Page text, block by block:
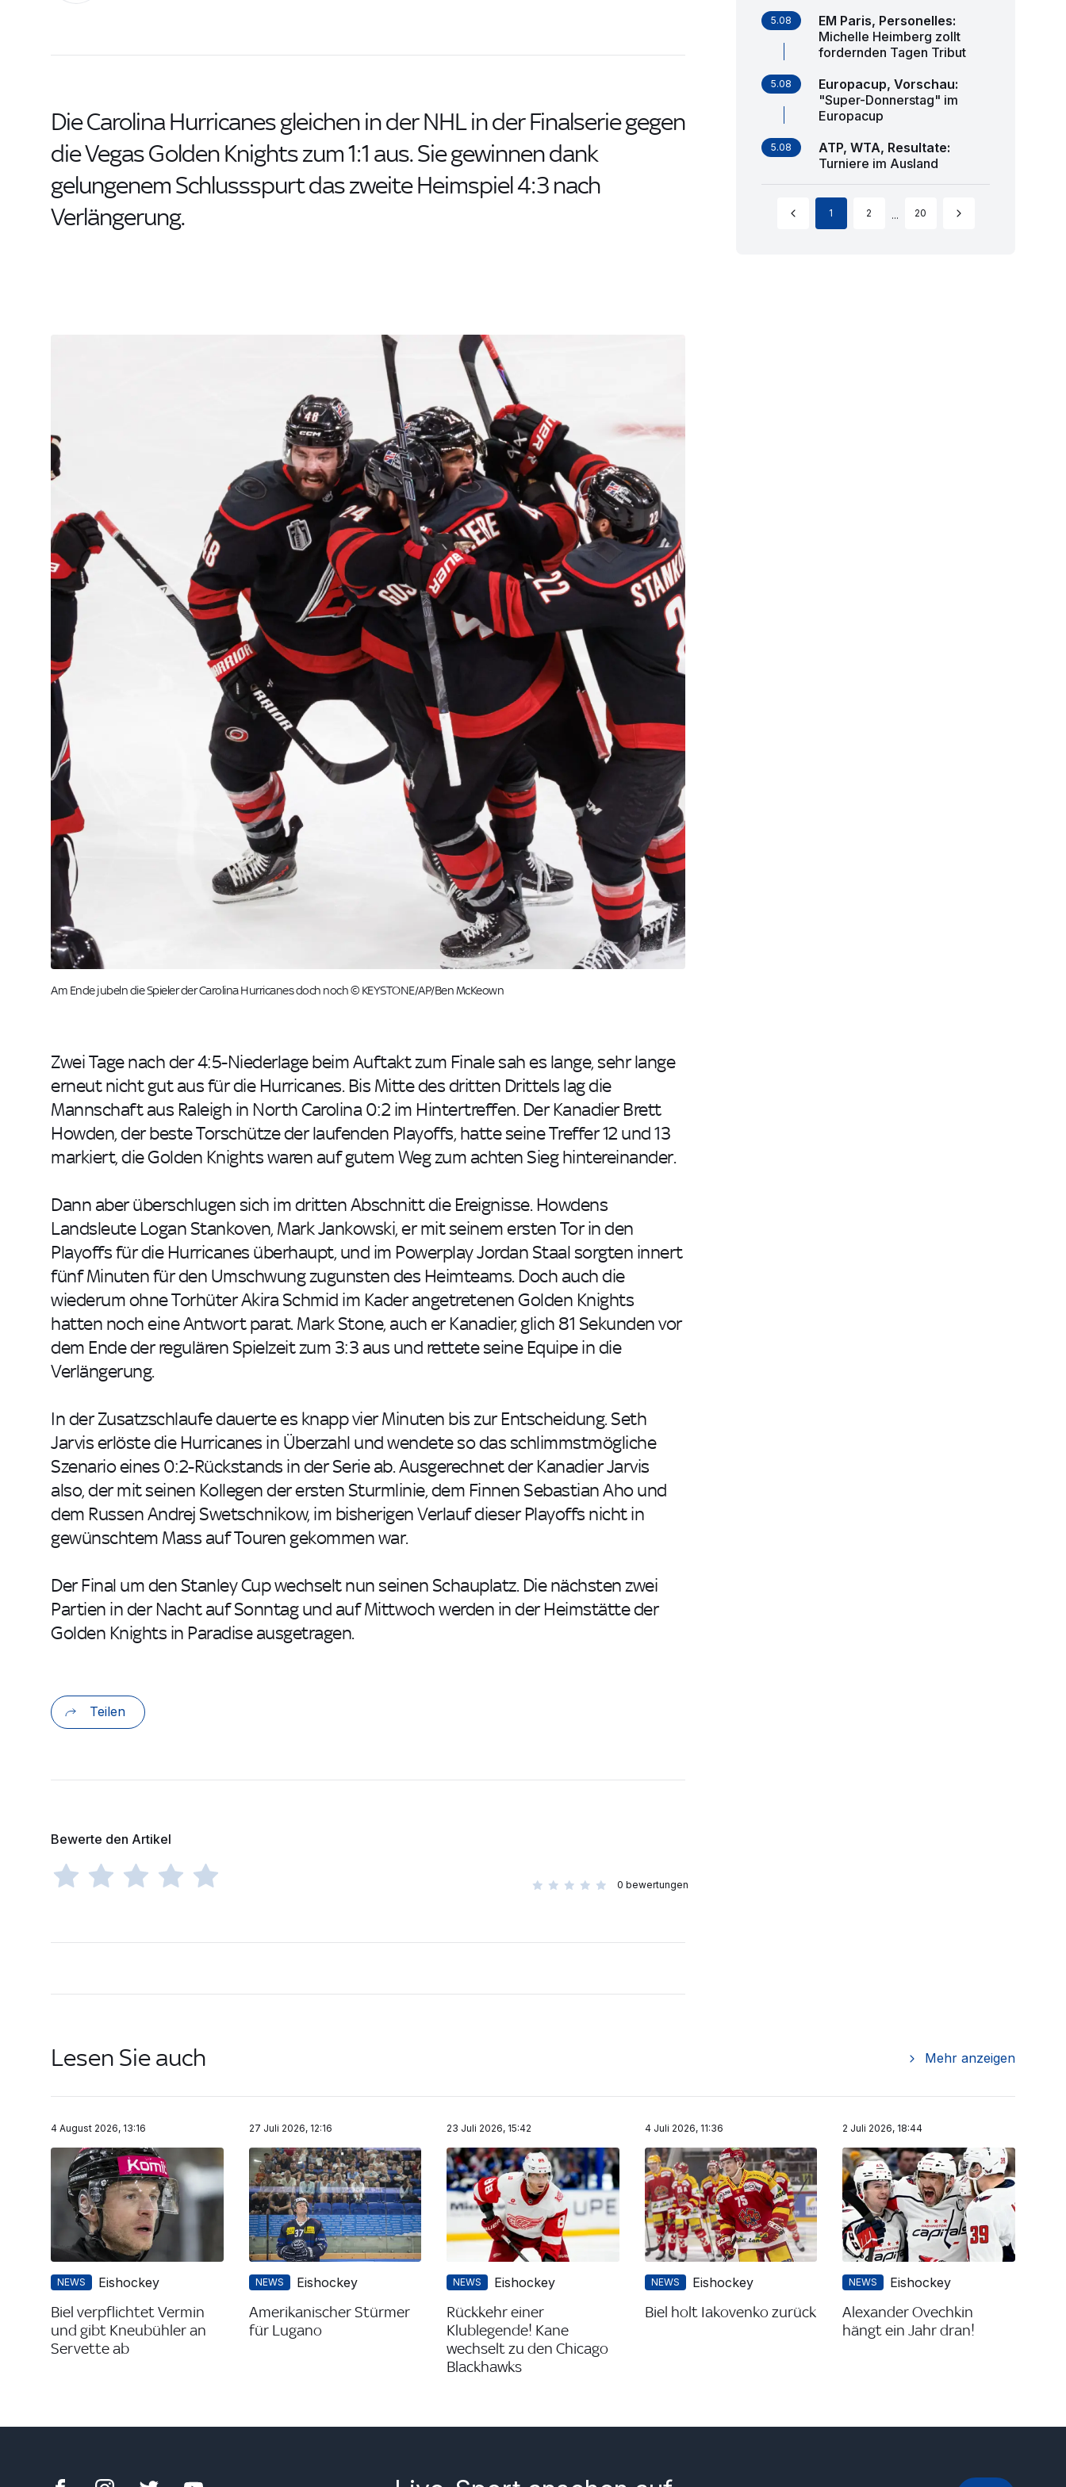
Die Carolina Hurricanes gleichen in der NHL in der Finalserie gegen
die Vegas Golden Knights zum 1:1 aus. Sie gewinnen dank
gelungenem Schlussspurt das zweite Heimspiel 4:3 nach
Verlängerung.
Am Ende jubeln die Spieler der Carolina Hurricanes doch noch © KEYSTONE/AP/Ben McKeown
Zwei Tage nach der 4:5-Niederlage beim Auftakt zum Finale sah es lange, sehr lange
erneut nicht gut aus für die Hurricanes. Bis Mitte des dritten Drittels lag die
Mannschaft aus Raleigh in North Carolina 0:2 im Hintertreffen. Der Kanadier Brett
Howden, der beste Torschütze der laufenden Playoffs, hatte seine Treffer 12 und 13
markiert, die Golden Knights waren auf gutem Weg zum achten Sieg hintereinander.
Dann aber überschlugen sich im dritten Abschnitt die Ereignisse. Howdens
Landsleute Logan Stankoven, Mark Jankowski, er mit seinem ersten Tor in den
Playoffs für die Hurricanes überhaupt, und im Powerplay Jordan Staal sorgten innert
fünf Minuten für den Umschwung zugunsten des Heimteams. Doch auch die
wiederum ohne Torhüter Akira Schmid im Kader angetretenen Golden Knights
hatten noch eine Antwort parat. Mark Stone, auch er Kanadier, glich 81 Sekunden vor
dem Ende der regulären Spielzeit zum 3:3 aus und rettete seine Equipe in die
Verlängerung.
In der Zusatzschlaufe dauerte es knapp vier Minuten bis zur Entscheidung. Seth
Jarvis erlöste die Hurricanes in Überzahl und wendete so das schlimmstmögliche
Szenario eines 0:2-Rückstands in der Serie ab. Ausgerechnet der Kanadier Jarvis
also, der mit seinen Kollegen der ersten Sturmlinie, dem Finnen Sebastian Aho und
dem Russen Andrej Swetschnikow, im bisherigen Verlauf dieser Playoffs nicht in
gewünschtem Mass auf Touren gekommen war.
Der Final um den Stanley Cup wechselt nun seinen Schauplatz. Die nächsten zwei
Partien in der Nacht auf Sonntag und auf Mittwoch werden in der Heimstätte der
Golden Knights in Paradise ausgetragen.
Teilen
Bewerte den Artikel
0 bewertungen
5.08 EM Paris, Personelles:
Michelle Heimberg zollt
fordernden Tagen Tribut
5.08 Europacup, Vorschau:
"Super-Donnerstag" im
Europacup
5.08 ATP, WTA, Resultate:
Turniere im Ausland
1 2 ... 20
Lesen Sie auch Mehr anzeigen
4 August 2026, 13:16
NEWS Eishockey
Biel verpflichtet Vermin
und gibt Kneubühler an
Servette ab
27 Juli 2026, 12:16
NEWS Eishockey
Amerikanischer Stürmer
für Lugano
23 Juli 2026, 15:42
NEWS Eishockey
Rückkehr einer
Klublegende! Kane
wechselt zu den Chicago
Blackhawks
4 Juli 2026, 11:36
NEWS Eishockey
Biel holt Iakovenko zurück
2 Juli 2026, 18:44
NEWS Eishockey
Alexander Ovechkin
hängt ein Jahr dran!